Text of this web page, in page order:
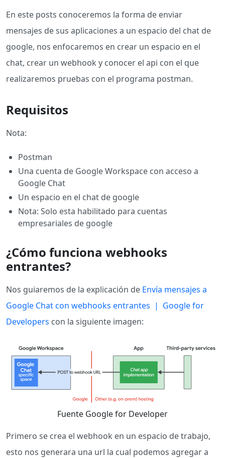
En este posts conoceremos la forma de enviar
mensajes de sus aplicaciones a un espacio del chat de
google, nos enfocaremos en crear un espacio en el
chat, crear un webhook y conocer el api con el que
realizaremos pruebas con el programa postman.
Requisitos
Nota:
Postman
Una cuenta de Google Workspace con acceso a
Google Chat
Un espacio en el chat de google
Nota: Solo esta habilitado para cuentas
empresariales de google
¿Cómo funciona webhooks
entrantes?
Nos guiaremos de la explicación de Envía mensajes a
Google Chat con webhooks entrantes | Google for
Developers con la siguiente imagen:
Fuente Google for Developer
Primero se crea el webhook en un espacio de trabajo,
esto nos generara una url la cual podemos agregar a